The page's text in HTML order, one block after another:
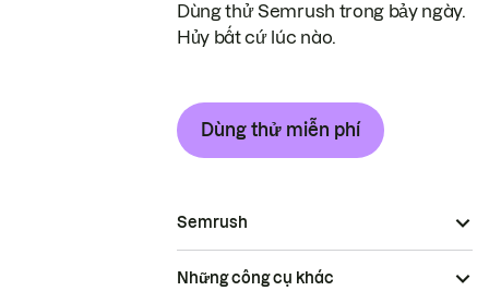
Dùng thử Semrush trong bảy ngày.
Hủy bất cứ lúc nào.
Dùng thử miễn phí
Semrush
Những công cụ khác